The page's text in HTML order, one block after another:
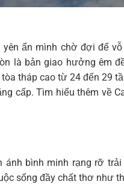
ẩn mình chờ đợi để
là bản giao hưởng êm
tháp cao từ 24 đến 29
cấp. Tìm hiểu thêm về
bình minh rạng rỡ
sống đầy chất thơ như